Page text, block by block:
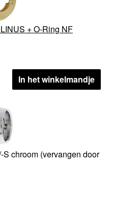
+ O-Ring NF
In het winkelmandje
chroom (vervangen door